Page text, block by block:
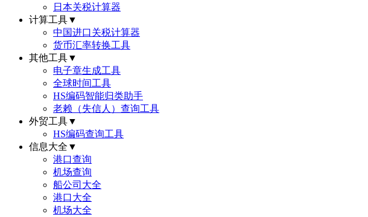
日本关税计算器
计算工具▼
中国进口关税计算器
货币汇率转换工具
其他工具▼
电子章生成工具
全球时间工具
HS编码智能归类助手
老赖（失信人）查询工具
外贸工具▼
HS编码查询工具
信息大全 ▼
港口查询
机场查询
船公司大全
港口大全
机场大全